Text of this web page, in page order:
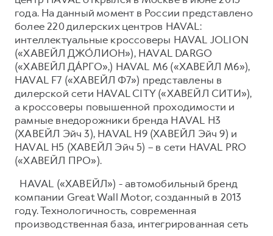
года. На данный момент в России представлено
более 220 дилерских центров HAVAL:
интеллектуальные кроссоверы HAVAL JOLION
(«ХАВЕЙЛ ДЖО́ЛИОН»), HAVAL DARGO
(«ХАВЕЙЛ ДА́РГО»,) HAVAL М6 («ХАВЕЙЛ M6»),
HAVAL F7 («ХАВЕЙЛ Ф7») представлены в
дилерской сети HAVAL CITY («ХАВЕЙЛ СИТИ»),
а кроссоверы повышенной проходимости и
рамные внедорожники бренда HAVAL H3
(ХАВЕЙЛ Эйч 3), HAVAL H9 (ХАВЕЙЛ Эйч 9) и
HAVAL H5 (ХАВЕЙЛ Эйч 5) – в сети HAVAL PRO
(«ХАВЕЙЛ ПРО»).
HAVAL («ХАВЕЙЛ») - автомобильный бренд
компании Great Wall Motor, созданный в 2013
году. Технологичность, современная
производственная база, интегрированная сеть